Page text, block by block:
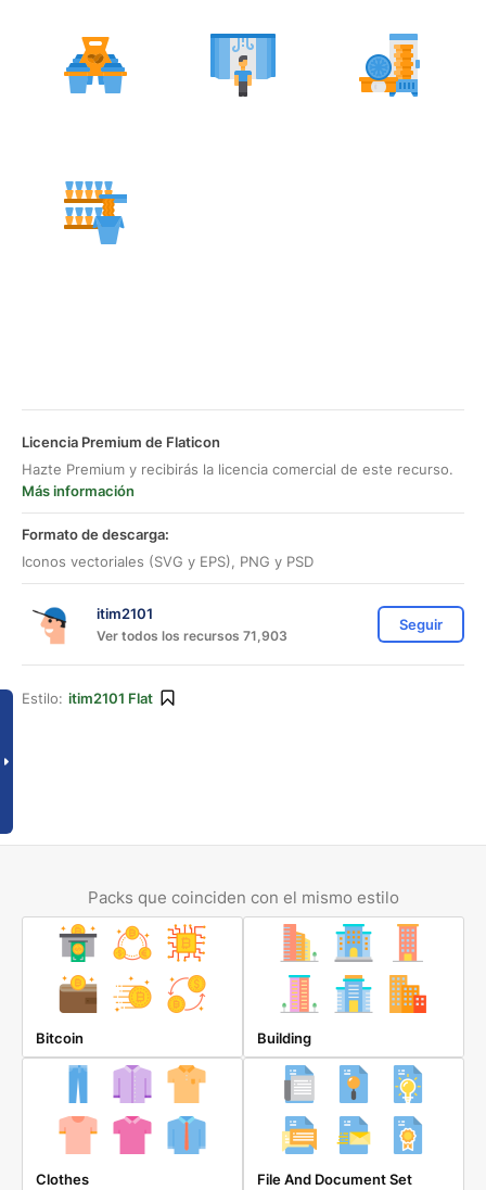
Licencia Premium de Flaticon
Hazte Premium y recibirás la licencia comercial de este recurso.
Más información
Formato de descarga:
Iconos vectoriales (SVG y EPS), PNG y PSD
itim2101
Ver todos los recursos 71,903
Seguir
Estilo: itim2101 Flat
Packs que coinciden con el mismo estilo
Bitcoin Building
Clothes File And Document Set